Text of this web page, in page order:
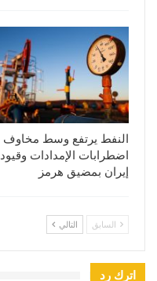
النفط يرتفع وسط مخاوف
اضطرابات الإمدادات وقيود
إيران بمضيق هرمز
السابق التالي
اترك رد